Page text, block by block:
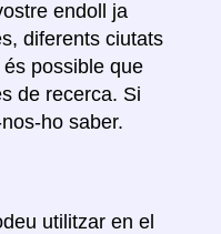
endoll ja
diferents ciutats
possible que
de recerca. Si
ho saber.
utilitzar en el